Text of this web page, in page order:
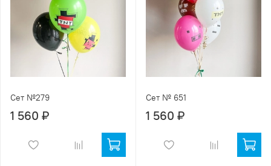
Сет №279
1 560 ₽
Сет № 651
1 560 ₽